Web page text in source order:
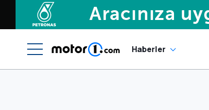
Haberler